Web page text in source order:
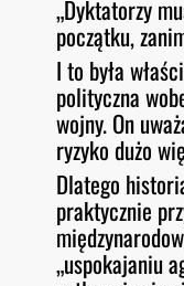
„Dyktatorzy
początku,
I to była
polityczna
wojny. On
ryzyko dużo
Dlatego
praktycznie
„uspokajaniu